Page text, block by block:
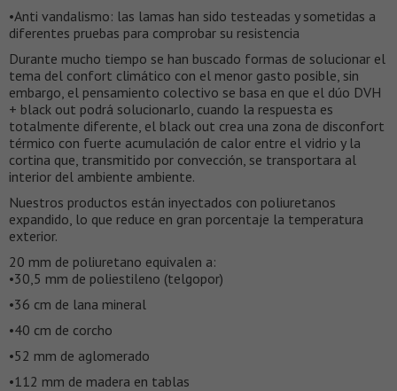
•Anti vandalismo: las lamas han sido testeadas y sometidas a
diferentes pruebas para comprobar su resistencia
Durante mucho tiempo se han buscado formas de solucionar el
tema del confort climático con el menor gasto posible, sin
embargo, el pensamiento colectivo se basa en que el dúo DVH
+ black out podrá solucionarlo, cuando la respuesta es
totalmente diferente, el black out crea una zona de disconfort
térmico con fuerte acumulación de calor entre el vidrio y la
cortina que, transmitido por convección, se transportara al
interior del ambiente ambiente.
Nuestros productos están inyectados con poliuretanos
expandido, lo que reduce en gran porcentaje la temperatura
exterior.
20 mm de poliuretano equivalen a:
•30,5 mm de poliestileno (telgopor)
•36 cm de lana mineral
•40 cm de corcho
•52 mm de aglomerado
•112 mm de madera en tablas